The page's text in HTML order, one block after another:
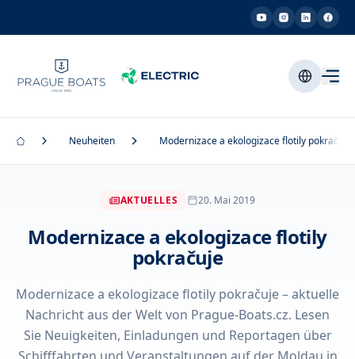
Neuheiten Modernizace a ekologizace flotily pokračuje
AKTUELLES 20. Mai 2019
Modernizace a ekologizace flotily
pokračuje
Modernizace a ekologizace flotily pokračuje – aktuelle
Nachricht aus der Welt von Prague-Boats.cz. Lesen
Sie Neuigkeiten, Einladungen und Reportagen über